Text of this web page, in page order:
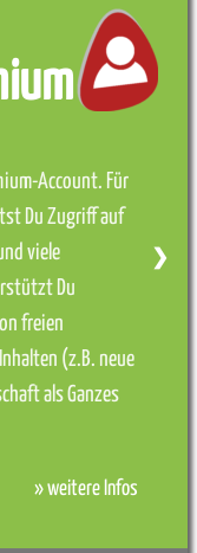
Account. Für
Du Zugriff auf
viele
Du
freien
(z.B. neue
als Ganzes
» weitere Infos
❯